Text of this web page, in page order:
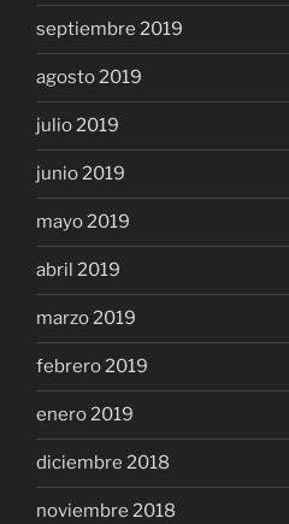
septiembre 2019
agosto 2019
julio 2019
junio 2019
mayo 2019
abril 2019
marzo 2019
febrero 2019
enero 2019
diciembre 2018
noviembre 2018